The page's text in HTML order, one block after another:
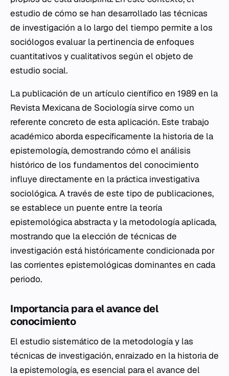
estudio de cómo se han desarrollado las técnicas
de investigación a lo largo del tiempo permite a los
sociólogos evaluar la pertinencia de enfoques
cuantitativos y cualitativos según el objeto de
estudio social.
La publicación de un artículo científico en 1989 en la
Revista Mexicana de Sociología sirve como un
referente concreto de esta aplicación. Este trabajo
académico aborda específicamente la historia de la
epistemología, demostrando cómo el análisis
histórico de los fundamentos del conocimiento
influye directamente en la práctica investigativa
sociológica. A través de este tipo de publicaciones,
se establece un puente entre la teoría
epistemológica abstracta y la metodología aplicada,
mostrando que la elección de técnicas de
investigación está históricamente condicionada por
las corrientes epistemológicas dominantes en cada
periodo.
Importancia para el avance del
conocimiento
El estudio sistemático de la metodología y las
técnicas de investigación, enraizado en la historia de
la epistemología, es esencial para el avance del